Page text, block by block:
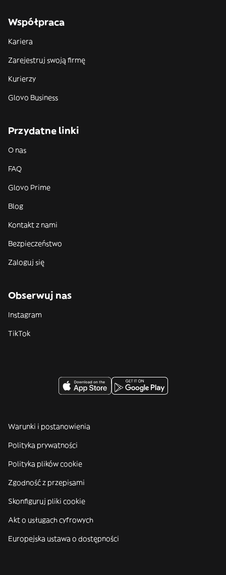
Współpraca
Kariera
Zarejestruj swoją firmę
Kurierzy
Glovo Business
Przydatne linki
O nas
FAQ
Glovo Prime
Blog
Kontakt z nami
Bezpieczeństwo
Zaloguj się
Obserwuj nas
Instagram
TikTok
Warunki i postanowienia
Polityka prywatności
Polityka plików cookie
Zgodność z przepisami
Skonfiguruj pliki cookie
Akt o usługach cyfrowych
Europejska ustawa o dostępności